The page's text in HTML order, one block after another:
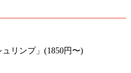
リンプ」(1850円〜)